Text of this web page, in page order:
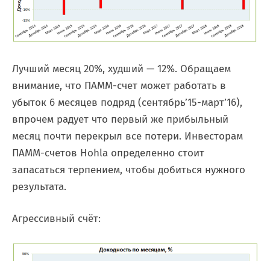
Лучший месяц 20%, худший — 12%. Обращаем
внимание, что ПАММ-счет может работать в
убыток 6 месяцев подряд (сентябрь’15-март’16),
впрочем радует что первый же прибыльный
месяц почти перекрыл все потери. Инвесторам
ПАММ-счетов Hohla определенно стоит
запасаться терпением, чтобы добиться нужного
результата.
Агрессивный счёт: